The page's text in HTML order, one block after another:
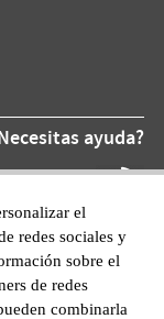
el
redes sociales y
sobre el
de redes
combinarla
ayuda?
Teléfono At.
220 055
WhatsApp: